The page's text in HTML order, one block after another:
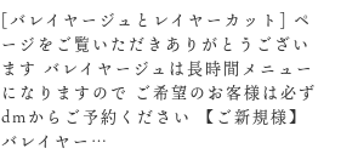
[バレイヤージュとレイヤーカット] ペ
ージをご覧いただきありがとうござい
ます バレイヤージュは長時間メニュー
になりますので ご希望のお客様は必ず
dmからご予約ください
【ご新規様】
バレイヤー…